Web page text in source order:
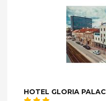
HOTEL GLORIA PALAC